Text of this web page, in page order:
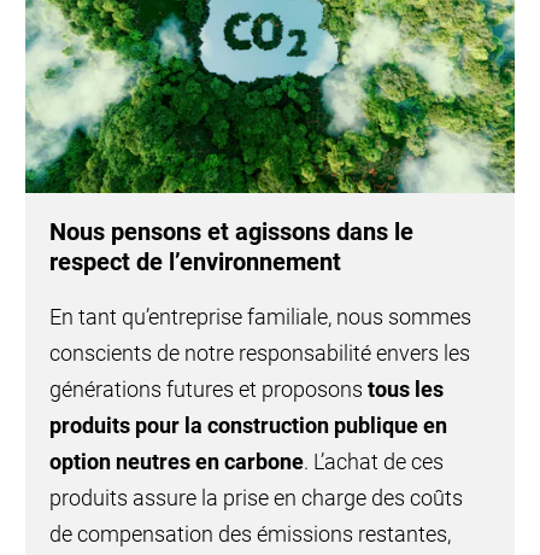
Nous pensons et agissons dans le
respect de l’environnement
En tant qu’entreprise familiale, nous sommes
conscients de notre responsabilité envers les
générations futures et proposonstous les
produits pour la construction publique en
option neutres en carbone. L’achat de ces
produits assure la prise en charge des coûts
de compensation des émissions restantes,